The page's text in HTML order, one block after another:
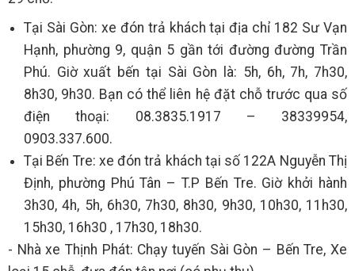
Tại Sài Gòn: xe đón trả khách tại địa chỉ 182 Sư Vạn
Hạnh, phường 9, quận 5 gần tới đường đường Trần
Phú. Giờ xuất bến tại Sài Gòn là: 5h, 6h, 7h, 7h30,
8h30, 9h30. Bạn có thể liên hệ đặt chỗ trước qua số
điện thoại: 08.3835.1917 – 38339954,
0903.337.600.
Tại Bến Tre: xe đón trả khách tại số 122A Nguyễn Thị
Định, phường Phú Tân – T.P Bến Tre. Giờ khởi hành
3h30, 4h, 5h, 6h30, 7h30, 8h30, 9h30, 10h30, 11h30,
15h30, 16h30 , 17h30, 18h30.
- Nhà xe Thịnh Phát: Chạy tuyến Sài Gòn – Bến Tre, Xe